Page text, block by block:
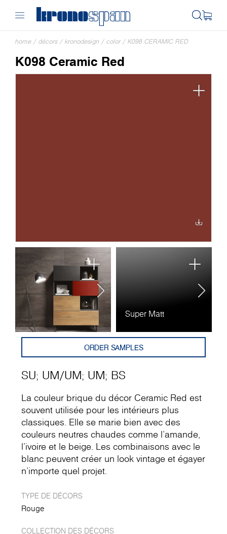
home / décors / kronodesign / color / K098 CERAMIC RED
K098 Ceramic Red
Super Matt
SU; UM/UM; UM; BS
ORDER SAMPLES
La couleur brique du décor Ceramic Red est
souvent utilisée pour les intérieurs plus
classiques. Elle se marie bien avec des
couleurs neutres chaudes comme l'amande,
l'ivoire et le beige. Les combinaisons avec le
blanc peuvent créer un look vintage et égayer
n'importe quel projet.
TYPE DE DÉCORS
Rouge
COLLECTION DES DÉCORS